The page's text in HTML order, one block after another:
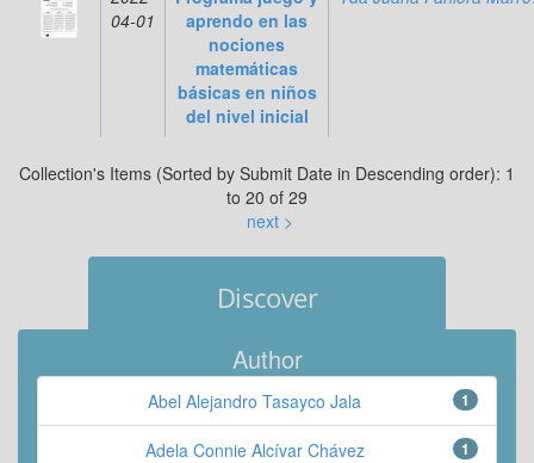
04-01
aprendo en las
nociones
matemáticas
básicas en niños
del nivel inicial
Collection's Items (Sorted by Submit Date in Descending order): 1
to 20 of 29
next >
Discover
Author
1
Abel Alejandro Tasayco Jala
1
Adela Connie Alcívar Chávez